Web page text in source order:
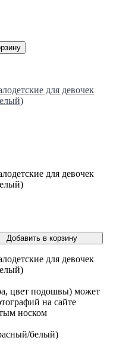
для девочек
для девочек
для девочек
цвет подошвы) может
на сайте
носком
белый)